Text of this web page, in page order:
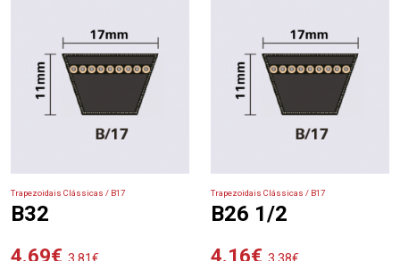
Trapezoidais Clássicas / B17
B32
4.69€
Trapezoidais Clássicas / B17
B26 1/2
4.16€